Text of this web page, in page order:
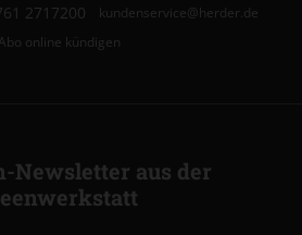
2717200
kundenservice@herder.de
Abo online kündigen
Newsletter aus der